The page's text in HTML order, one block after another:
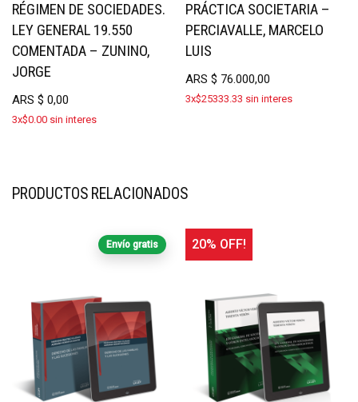
RÉGIMEN DE SOCIEDADES.
LEY GENERAL 19.550
COMENTADA – ZUNINO,
JORGE
ARS $ 0,00
3x$0.00 sin interes
PRÁCTICA SOCIETARIA –
PERCIAVALLE, MARCELO
LUIS
ARS$ 76.000,00
3x$25333.33 sin interes
PRODUCTOS RELACIONADOS
Envío gratis 20% OFF!